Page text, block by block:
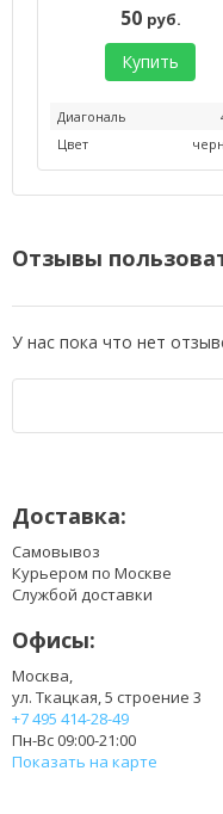
50 руб.
Купить
Диагональ
Цвет
Отзывы
У нас пока что нет
Доставка:
Самовывоз
Курьером по Москве
Службой доставки
Офисы:
Москва,
ул. Ткацкая, 5 строение 3
+7 495 414-28-49
Пн-Вс 09:00-21:00
Показать на карте